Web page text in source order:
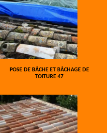
POSE DE BÂCHE ET BÂCHAGE DE
TOITURE 47